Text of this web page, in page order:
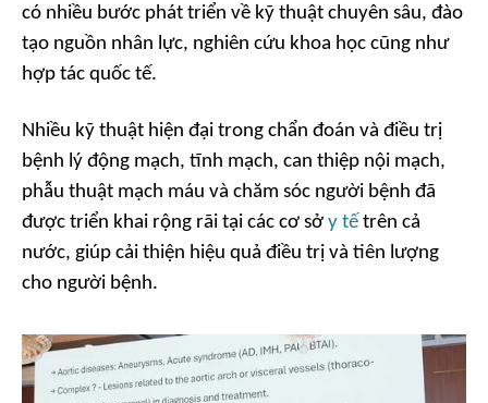
có nhiều bước phát triển về kỹ thuật chuyên sâu, đào
tạo nguồn nhân lực, nghiên cứu khoa học cũng như
hợp tác quốc tế.
Nhiều kỹ thuật hiện đại trong chẩn đoán và điều trị
bệnh lý động mạch, tĩnh mạch, can thiệp nội mạch,
phẫu thuật mạch máu và chăm sóc người bệnh đã
được triển khai rộng rãi tại các cơ sở y tế trên cả
nước, giúp cải thiện hiệu quả điều trị và tiên lượng
cho người bệnh.